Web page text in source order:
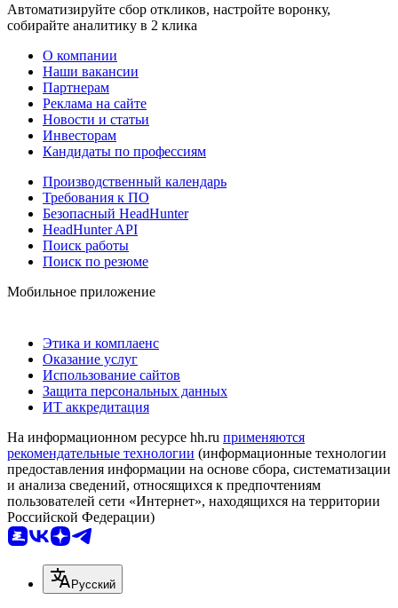
Автоматизируйте сбор откликов, настройте воронку,
собирайте аналитику в 2 клика
О компании
Наши вакансии
Партнерам
Реклама на сайте
Новости и статьи
Инвесторам
Кандидаты по профессиям
Производственный календарь
Требования к ПО
Безопасный HeadHunter
HeadHunter API
Поиск работы
Поиск по резюме
Мобильное приложение
Этика и комплаенс
Оказание услуг
Использование сайтов
Защита персональных данных
ИТ аккредитация
На информационном ресурсе hh.ru применяются
рекомендательные технологии (информационные технологии
предоставления информации на основе сбора, систематизации
и анализа сведений, относящихся к предпочтениям
пользователей сети «Интернет», находящихся на территории
Российской Федерации)
Русский